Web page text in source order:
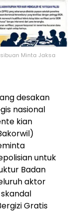
Minta Jaksa
desakan
nasional
kian
untuk
Badan
aktor
Gratis